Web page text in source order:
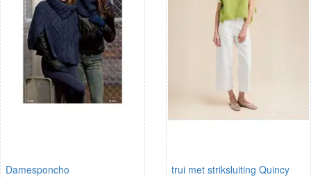
Damesponcho trui met striksluiting Quincy